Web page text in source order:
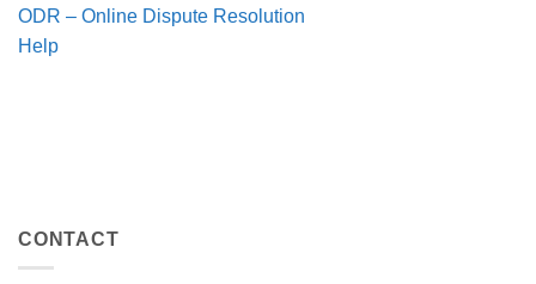
ODR – Online Dispute Resolution
Help
CONTACT